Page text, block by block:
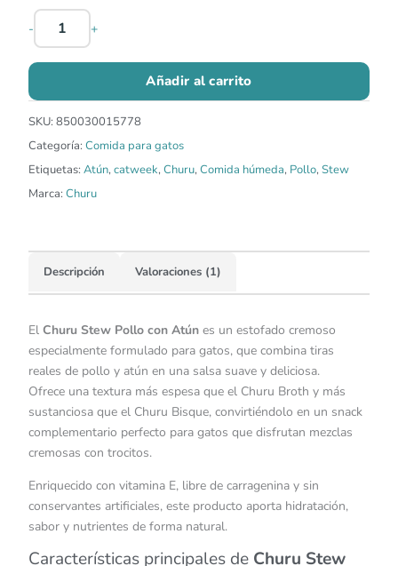
- +
Añadir al carrito
SKU: 850030015778
Categoría: Comida para gatos
Etiquetas: Atún,catweek,Churu,Comida húmeda, Pollo,Stew
Marca: Churu
Descripción Valoraciones (1)
El Churu Stew Pollo con Atún es un estofado cremoso
especialmente formulado para gatos, que combina tiras
reales de pollo y atún en una salsa suave y deliciosa.
Ofrece una textura más espesa que el Churu Broth y más
sustanciosa que el Churu Bisque, convirtiéndolo en un snack
complementario perfecto para gatos que disfrutan mezclas
cremosas con trocitos.
Enriquecido con vitamina E, libre de carragenina y sin
conservantes artificiales, este producto aporta hidratación,
sabor y nutrientes de forma natural.
Características principales de Churu Stew